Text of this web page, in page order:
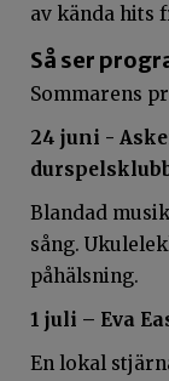
av kända hits
Så ser
Sommarens
24 juni -
Blandad
sång.
påhälsning.
1 juli – Eva
En lokal